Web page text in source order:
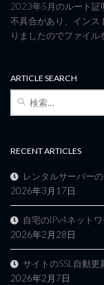
2023年5月のルート証
不具合があり、インス
りましたのでファイル
ARTICLE SEARCH
検
RECENT ARTICLES
レンタルサーバー
2026年3月17日
自宅のIPv4ネット
2026年2月28日
サイトのSSL自動
2026年2月7日